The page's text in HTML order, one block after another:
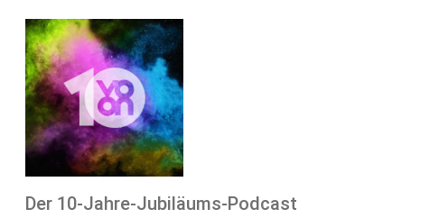
Der 10-Jahre-Jubiläums-Podcast